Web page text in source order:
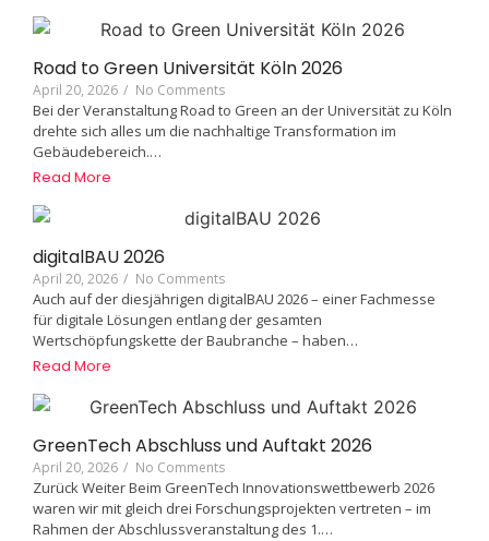
Road to Green Universität Köln 2026
April 20, 2026 / No Comments
Bei der Veranstaltung Road to Green an der Universität zu Köln
drehte sich alles um die nachhaltige Transformation im
Gebäudebereich.…
Read More
digitalBAU 2026
April 20, 2026 / No Comments
Auch auf der diesjährigen digitalBAU 2026 – einer Fachmesse
für digitale Lösungen entlang der gesamten
Wertschöpfungskette der Baubranche – haben…
Read More
GreenTech Abschluss und Auftakt 2026
April 20, 2026 / No Comments
Zurück Weiter Beim GreenTech Innovationswettbewerb 2026
waren wir mit gleich drei Forschungsprojekten vertreten – im
Rahmen der Abschlussveranstaltung des 1.…